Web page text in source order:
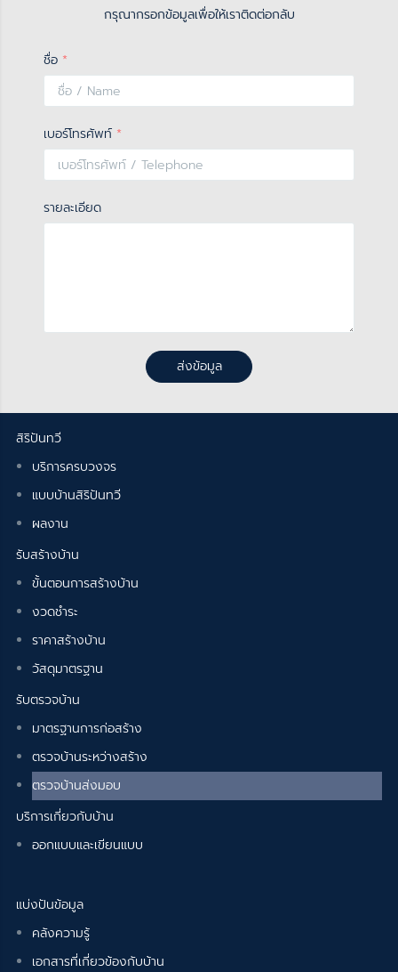
กรุณากรอกข้อมูลเพื่อให้เราติดต่อกลับ
ชื่อ *
เบอร์โทรศัพท์ *
รายละเอียด
ส่งข้อมูล
สิริปันทวี
บริการครบวงจร
แบบบ้านสิริปันทวี
ผลงาน
รับสร้างบ้าน
ขั้นตอนการสร้างบ้าน
งวดชำระ
ราคาสร้างบ้าน
วัสดุมาตรฐาน
รับตรวจบ้าน
มาตรฐานการก่อสร้าง
ตรวจบ้านระหว่างสร้าง
ตรวจบ้านส่งมอบ
บริการเกี่ยวกับบ้าน
ออกแบบและเขียนแบบ
แบ่งปันข้อมูล
คลังความรู้
เอกสารที่เกี่ยวข้องกับบ้าน